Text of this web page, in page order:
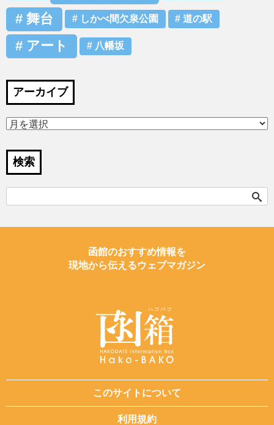
舞台 しかべ間欠泉公園 道の駅
アート 八幡坂
アーカイブ
検索
索:
函館のおすすめ情報を
現地から伝えるウェブマガジン
このサイトについて
利用規約